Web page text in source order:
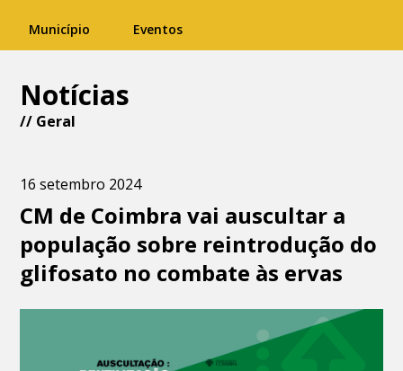
Município Eventos
Notícias
// Geral
16 setembro 2024
CM de Coimbra vai auscultar a
população sobre reintrodução do
glifosato no combate às ervas